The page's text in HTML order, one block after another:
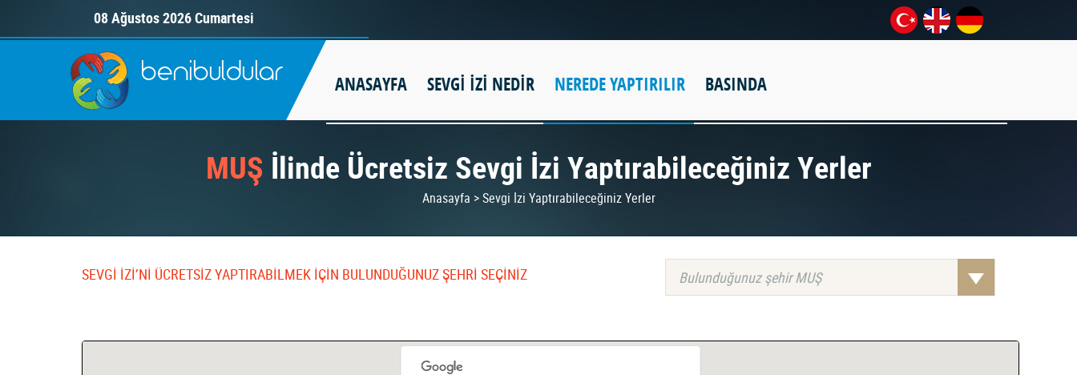
08 Ağustos 2026 Cumartesi
ANASAYFA SEVGİ İZİ NEDİR NEREDE YAPTIRILIR BASINDA
MUŞ İlinde Ücretsiz Sevgi İzi Yaptırabileceğiniz Yerler
Anasayfa > Sevgi İzi Yaptırabileceğiniz Yerler
SEVGİ İZİ’Nİ ÜCRETSİZ YAPTIRABİLMEK İÇİN BULUNDUĞUNUZ ŞEHRİ SEÇİNİZ Bulunduğunuz şehir MUŞ